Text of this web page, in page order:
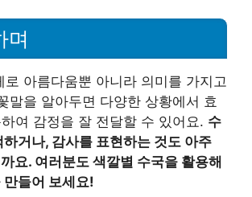
며
로 아름다움뿐 아니라 의미를 가지고
말을 알아두면 다양한 상황에서 효
여 감정을 잘 전달할 수 있어요. 수
거나, 감사를 표현하는 것도 아주
요. 여러분도 색깔별 수국을 활용해
들어 보세요!